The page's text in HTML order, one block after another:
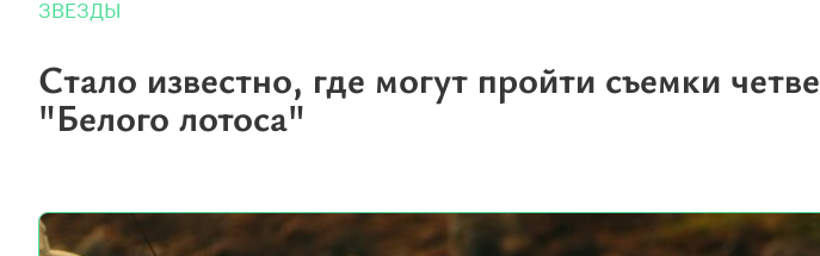
ЗВЕЗДЫ
Стало известно, где могут пройти съемки
"Белого лотоса"